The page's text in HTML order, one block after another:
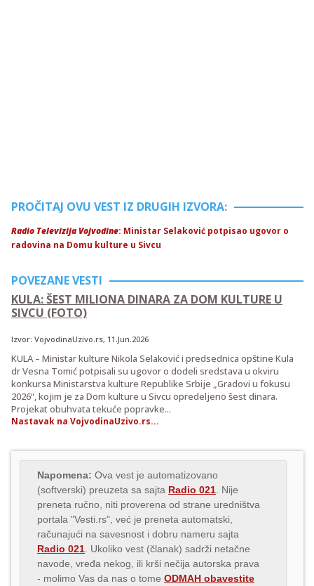
PROČITAJ OVU VEST IZ DRUGIH IZVORA:
Radio Televizija Vojvodine: Ministar Selaković potpisao ugovor o
radovina na Domu kulture u Sivcu
POVEZANE VESTI
KULA: ŠEST MILIONA DINARA ZA DOM KULTURE U
SIVCU (FOTO)
Izvor: VojvodinaUzivo.rs, 11.Jun.2026
KULA – Ministar kulture Nikola Selaković i predsednica opštine Kula
dr Vesna Tomić potpisali su ugovor o dodeli sredstava u okviru
konkursa Ministarstva kulture Republike Srbije „Gradovi u fokusu
2026“, kojim je za Dom kulture u Sivcu opredeljeno šest dinara.
Projekat obuhvata tekuće popravke...
Nastavak na VojvodinaUzivo.rs...
Napomena: Ova vest je automatizovano
(softverski) preuzeta sa sajta Radio 021 . Nije
preneta ručno, niti proverena od strane uredništva
portala "Vesti.rs", već je preneta automatski,
računajući na savesnost i dobru nameru sajta
Radio 021 . Ukoliko vest (članak) sadrži netačne
navode, vređa nekog, ili krši nečija autorska prava
- molimo Vas da nas o tome ODMAH obavestite